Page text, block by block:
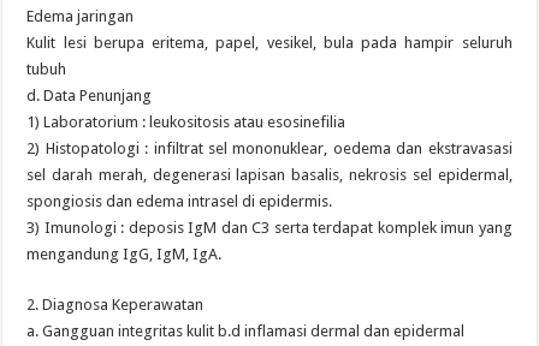
Edema jaringan
Kulit lesi berupa eritema, papel, vesikel, bula pada hampir seluruh
tubuh
d. Data Penunjang
1) Laboratorium : leukositosis atau esosinefilia
2) Histopatologi : infiltrat sel mononuklear, oedema dan ekstravasasi
sel darah merah, degenerasi lapisan basalis, nekrosis sel epidermal,
spongiosis dan edema intrasel di epidermis.
3) Imunologi : deposis IgM dan C3 serta terdapat komplek imun yang
mengandung IgG, IgM, IgA.
2. Diagnosa Keperawatan
a. Gangguan integritas kulit b.d inflamasi dermal dan epidermal